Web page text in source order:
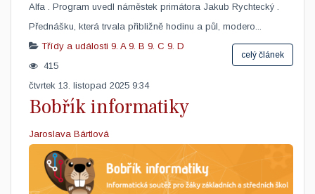
Alfa . Program uvedl náměstek primátora Jakub Rychtecký .
Přednášku, která trvala přibližně hodinu a půl, modero...
celý článek
Třídy a události 9. A 9. B 9. C 9. D
415
čtvrtek 13. listopad 2025 9:34
Bobřík informatiky
Jaroslava Bártlová